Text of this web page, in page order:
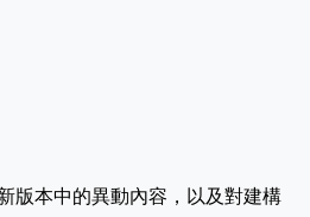
版本中的異動內容，以及對建構